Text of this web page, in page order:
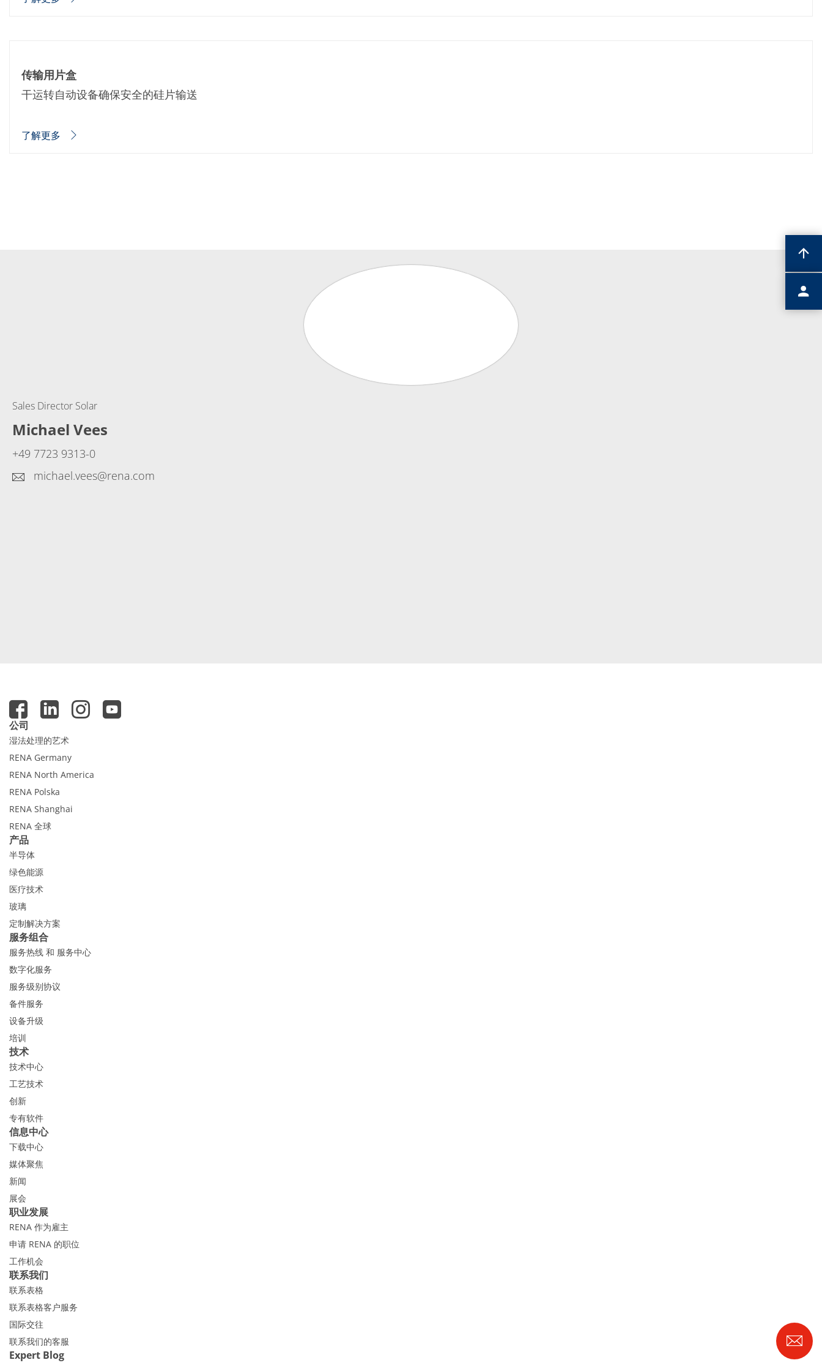
传输用片盒
干运转自动设备确保安全的硅片输送
了解更多
Sales Director Solar
Michael Vees
+49 7723 9313-0
michael.vees@rena.com
公司
湿法处理的艺术
RENA Germany
RENA North America
RENA Polska
RENA Shanghai
RENA 全球
产品
半导体
绿色能源
医疗技术
玻璃
定制解决方案
服务组合
服务热线 和 服务中心
数字化服务
服务级别协议
备件服务
设备升级
培训
技术
技术中心
工艺技术
创新
专有软件
信息中心
下载中心
媒体聚焦
新闻
展会
职业发展
RENA 作为雇主
申请 RENA 的职位
工作机会
联系我们
联系表格
联系表格客户服务
国际交往
联系我们的客服
Expert Blog